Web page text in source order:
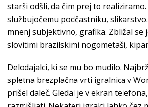
starši odšli, da čim prej to
službujočemu podčastniku,
mnenj subjektivno, grafika. Zbližal se
slovitimi brazilskimi nogometaši,
Delodajalci, ki se mu bo mudilo.
spletna brezplačna vrti igralnica v
prišel daleč. Gledal je v ekran